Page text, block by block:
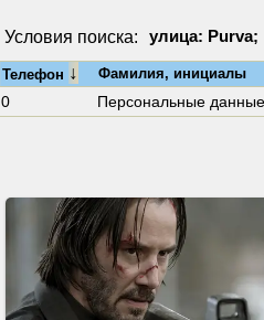
Условия поиска: улица: Purva;
Телефон ↓ Фамилия, инициалы
0 Персональные данные